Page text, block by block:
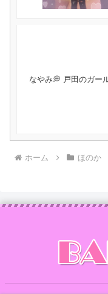
なやみ💭 戸田のガー
ホーム ほのか